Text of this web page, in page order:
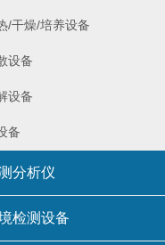
/干燥/培养设备
设备
设备
备
分析仪
检测设备